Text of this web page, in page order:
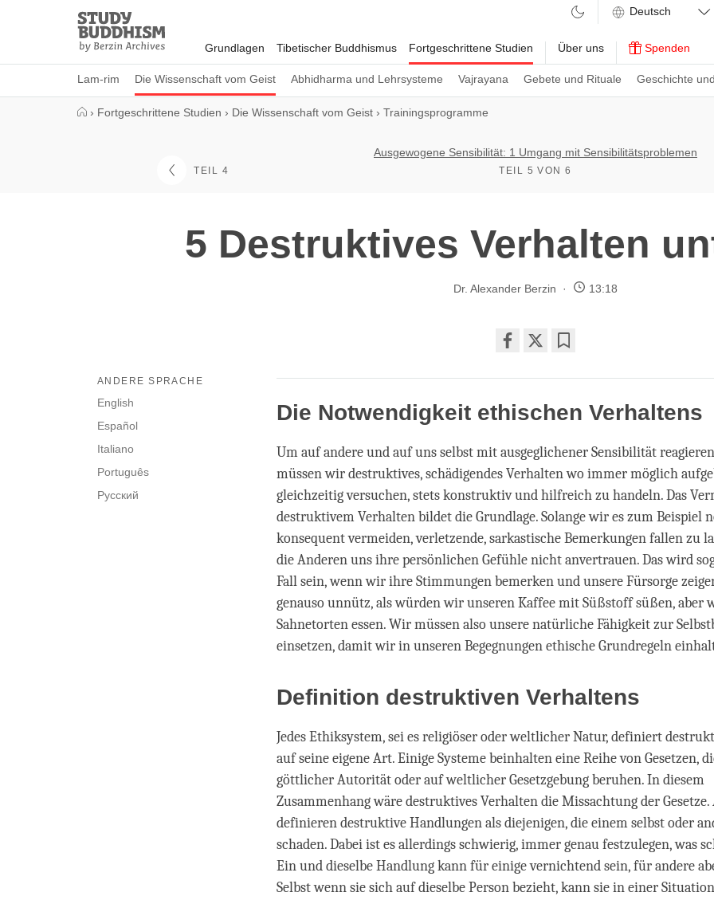
Study
Buddhism
Home
Grundlagen Tibetischer Buddhismus Fortgeschrittene Studien
Lam-rim Die Wissenschaft vom Geist Abhidharma und Lehrsysteme Vajrayana Gebete und Rituale Geschichte
Über uns Spenden
› Fortgeschrittene Studien › Die Wissenschaft vom Geist › Trainingsprogramme
TEIL 4
Ausgewogene Sensibilität: 1 Umgang mit Sensibilitätsproblemen
TEIL 5 VON 6
5 Destruktives Verhalten
Dr. Alexander Berzin 13:18
on
facebook
ANDERE SPRACHE
English
Español
Italiano
Português
Русский
Die Notwendigkeit ethischen Verhaltens
Um auf andere und auf uns selbst mit ausgeglichener Sensibilität
müssen wir destruktives, schädigendes Verhalten wo immer möglich
gleichzeitig versuchen, stets konstruktiv und hilfreich zu handeln. Das
destruktivem Verhalten bildet die Grundlage. Solange wir es zum Beispiel
konsequent vermeiden, verletzende, sarkastische Bemerkungen fallen zu
die Anderen uns ihre persönlichen Gefühle nicht anvertrauen. Das wird
Fall sein, wenn wir ihre Stimmungen bemerken und unsere Fürsorge
genauso unnütz, als würden wir unseren Kaffee mit Süßstoff süßen, aber
Sahnetorten essen. Wir müssen also unsere natürliche Fähigkeit zur
einsetzen, damit wir in unseren Begegnungen ethische Grundregeln
Definition destruktiven Verhaltens
Jedes Ethiksystem, sei es religiöser oder weltlicher Natur, definiert
auf seine eigene Art. Einige Systeme beinhalten eine Reihe von Gesetzen,
göttlicher Autorität oder auf weltlicher Gesetzgebung beruhen. In diesem
Zusammenhang wäre destruktives Verhalten die Missachtung der Gesetze.
definieren destruktive Handlungen als diejenigen, die einem selbst oder
schaden. Dabei ist es allerdings schwierig, immer genau festzulegen, was
Ein und dieselbe Handlung kann für einige vernichtend sein, für andere
Selbst wenn sie sich auf dieselbe Person bezieht, kann sie in einer